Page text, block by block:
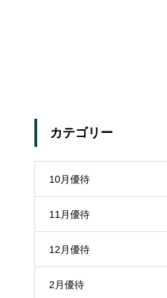
カテゴリー
10月優待
11月優待
12月優待
2月優待